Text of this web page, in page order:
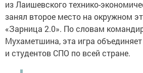
из Лаишевского технико-
занял второе место на окружном
«Зарница 2.0». По словам
Мухаметшина, эта игра
и студентов СПО по всей стране.